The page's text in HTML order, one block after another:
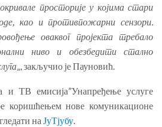
просторије у којима стари
као и противпожарни сензори.
оваквог пројекта требало
ниво и обезбедити стално
„, закључио је Пауновић.
и ТВ емисија”Унапређење услуге
коришћењем нове комуникационе
на ЈуТјубу.